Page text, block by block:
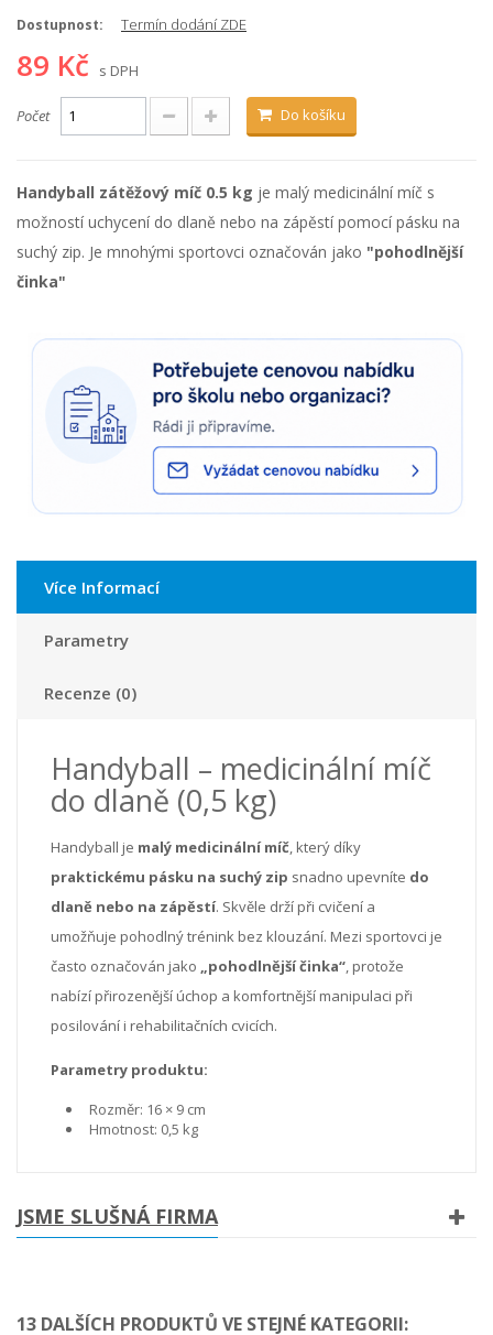
Dostupnost: Termín dodání ZDE
89 Kč s DPH
Počet Do košíku
Handyball zátěžový míč 0.5 kg je malý medicinální míč s
možností uchycení do dlaně nebo na zápěstí pomocí pásku na
suchý zip. Je mnohými sportovci označován jako "pohodlnější
činka"
Více Informací
Parametry
Recenze (0)
Handyball – medicinální míč
do dlaně (0,5 kg)
Handyball je malý medicinální míč, který díky
praktickému pásku na suchý zip snadno upevníte do
dlaně nebo na zápěstí. Skvěle drží při cvičení a
umožňuje pohodlný trénink bez klouzání. Mezi sportovci je
často označován jako „pohodlnější činka“, protože
nabízí přirozenější úchop a komfortnější manipulaci při
posilování i rehabilitačních cvicích.
Parametry produktu:
Rozměr: 16 × 9 cm
Hmotnost: 0,5 kg
JSME SLUŠNÁ FIRMA
13 DALŠÍCH PRODUKTŮ VE STEJNÉ KATEGORII: